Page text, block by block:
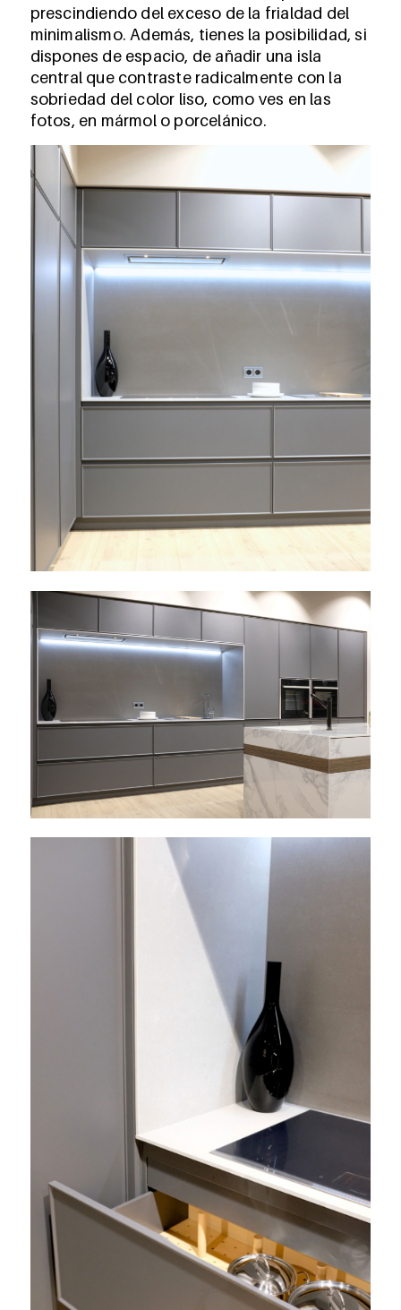
prescindiendo del exceso de la frialdad del
minimalismo. Además, tienes la posibilidad, si
dispones de espacio, de añadir una isla
central que contraste radicalmente con la
sobriedad del color liso, como ves en las
fotos, en mármol o porcelánico.